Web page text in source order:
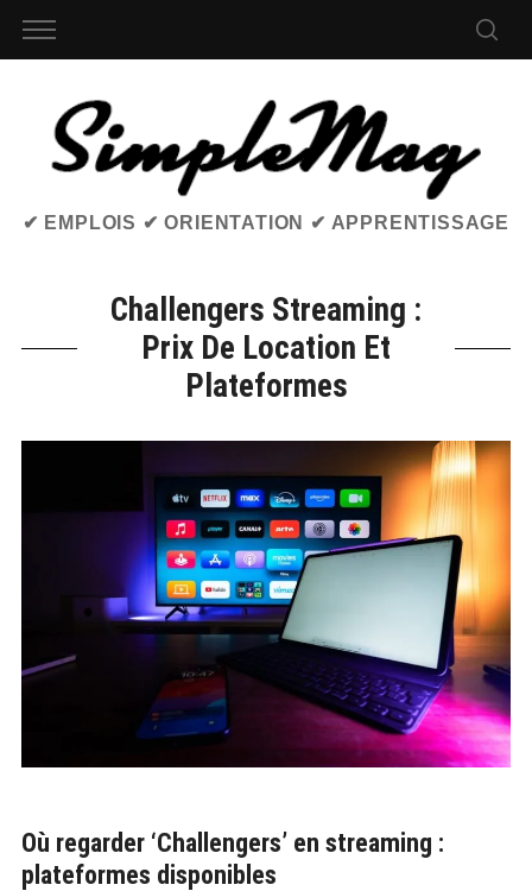
✔ EMPLOIS ✔ ORIENTATION ✔ APPRENTISSAGE
Challengers Streaming :
Prix De Location Et
Plateformes
Où regarder ‘Challengers’ en streaming :
plateformes disponibles